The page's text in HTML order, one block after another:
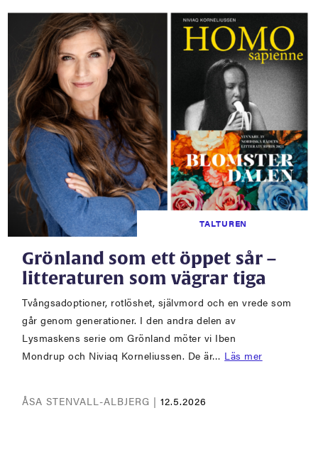
TALTUREN
Grönland som ett öppet sår –
litteraturen som vägrar tiga
Tvångsadoptioner, rotlöshet, självmord och en vrede som
går genom generationer. I den andra delen av
Lysmaskens serie om Grönland möter vi Iben
Mondrup och Niviaq Korneliussen. De är… Läs mer
ÅSA STENVALL-ALBJERG |12.5.2026